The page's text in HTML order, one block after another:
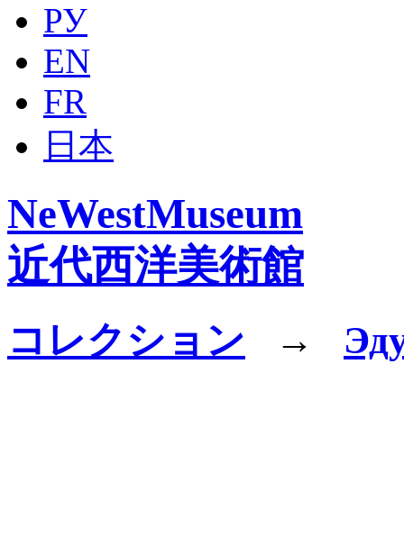
РУ
EN
FR
日本
NeWestMuseum
近代西洋美術館
コレクション →